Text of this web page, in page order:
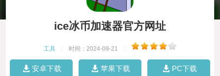
ice冰币加速器官方网址
工具 时间：2024-09-21
安卓下载 苹果下载 PC下载